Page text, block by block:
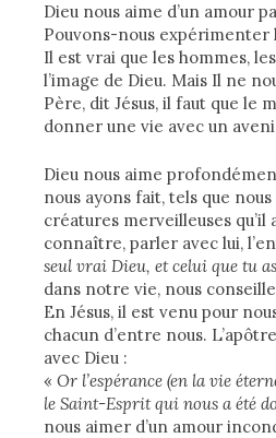
Dieu nous aime d’un amour
Pouvons-nous expérimenter
Il est vrai que les hommes,
l’image de Dieu. Mais Il ne
Père, dit Jésus, il faut que le
donner une vie avec un
Dieu nous aime
nous ayons fait, tels que
créatures merveilleuses qu’il
connaître, parler avec lui,
seul vrai Dieu, et celui que tu
dans notre vie, nous
En Jésus, il est venu pour
chacun d’entre nous.
avec Dieu :
« Or l’espérance (en la vie
le Saint-Esprit qui nous a été
nous aimer d’un amour